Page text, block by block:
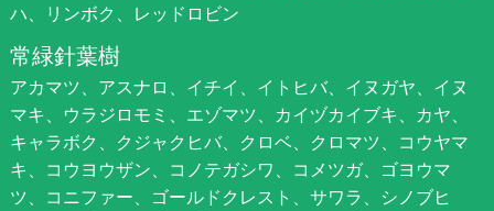
ハ、リンボク、レッドロビン
常緑針葉樹
アカマツ、アスナロ、イチイ、イトヒバ、イヌガヤ、イヌ
マキ、ウラジロモミ、エゾマツ、カイヅカイブキ、カヤ、
キャラボク、クジャクヒバ、クロベ、クロマツ、コウヤマ
キ、コウヨウザン、コノテガシワ、コメツガ、ゴヨウマ
ツ、コニファー、ゴールドクレスト、サワラ、シノブヒ